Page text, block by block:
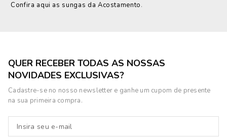
Confira aqui as sungas da Acostamento.
QUER RECEBER TODAS AS NOSSAS
NOVIDADES EXCLUSIVAS?
Cadastre-se no nosso newsletter e ganhe um cupom de presente
na sua primeira compra.